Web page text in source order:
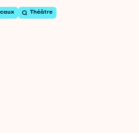
Théâtre